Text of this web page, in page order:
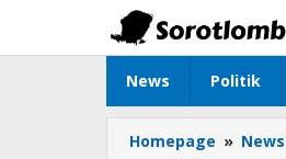
konten
News Politik
Homepage » News